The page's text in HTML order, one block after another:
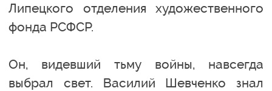
Липецкого отделения художественного
фонда РСФСР.
Он, видевший тьму войны, навсегда
выбрал свет. Василий Шевченко знал